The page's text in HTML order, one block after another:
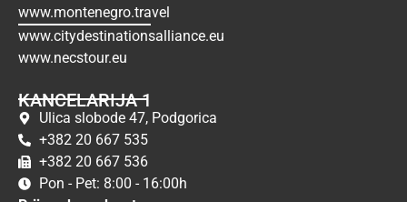
www.montenegro.travel
www.citydestinationsalliance.eu
www.necstour.eu
KANCELARIJA 1
Ulica slobode 47, Podgorica
+382 20 667 535
+382 20 667 536
Pon - Pet: 8:00 - 16:00h